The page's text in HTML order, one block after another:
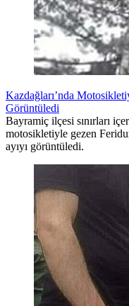
Kazdağları’nda
Görüntüledi
Bayramiç ilçesi sınırları
motosikletiyle gezen
ayıyı görüntüledi.